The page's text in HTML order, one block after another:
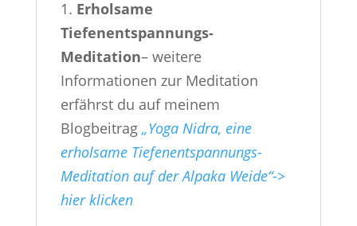
1. Erholsame
Tiefenentspannungs-
Meditation– weitere
Informationen zur Meditation
erfährst du auf meinem
Blogbeitrag „Yoga Nidra, eine
erholsame Tiefenentspannungs-
Meditation auf der Alpaka Weide“->
hier klicken